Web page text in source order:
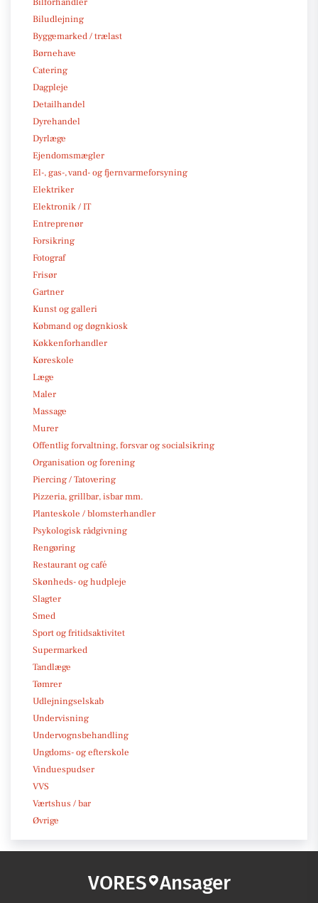
Biludlejning
Byggemarked / trælast
Børnehave
Catering
Dagpleje
Detailhandel
Dyrehandel
Dyrlæge
Ejendomsmægler
El-, gas-, vand- og fjernvarmeforsyning
Elektriker
Elektronik / IT
Entreprenør
Forsikring
Fotograf
Frisør
Gartner
Kunst og galleri
Købmand og døgnkiosk
Køkkenforhandler
Køreskole
Læge
Maler
Massage
Murer
Offentlig forvaltning, forsvar og socialsikring
Organisation og forening
Piercing / Tatovering
Pizzeria, grillbar, isbar mm.
Planteskole / blomsterhandler
Psykologisk rådgivning
Rengøring
Restaurant og café
Skønheds- og hudpleje
Slagter
Smed
Sport og fritidsaktivitet
Supermarked
Tandlæge
Tømrer
Udlejningselskab
Undervisning
Undervognsbehandling
Ungdoms- og efterskole
Vinduespudser
VVS
Værtshus / bar
Øvrige
VORES Ansager